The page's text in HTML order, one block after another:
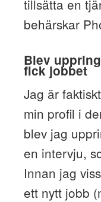
tillsätta en
behärskar
Blev
fick jobbet
Jag är
min profil i
blev jag
en intervju,
Innan jag
ett nytt jobb